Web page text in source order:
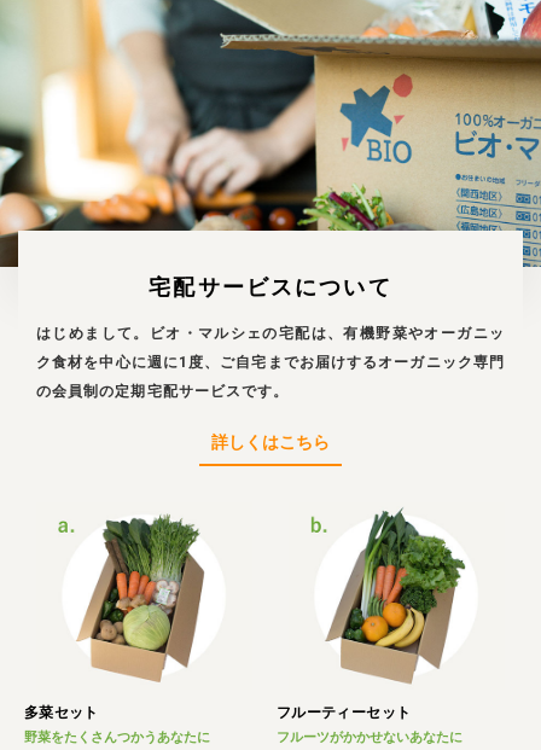
宅配サービスについて
はじめまして。ビオ・マルシェの宅配は、有機野菜やオーガニッ
ク食材を中心に週に1度、ご自宅までお届けするオーガニック専門
の会員制の定期宅配サービスです。
詳しくはこちら
多菜セット
野菜をたくさんつかうあなたに
フルーティーセット
フルーツがかかせないあなたに